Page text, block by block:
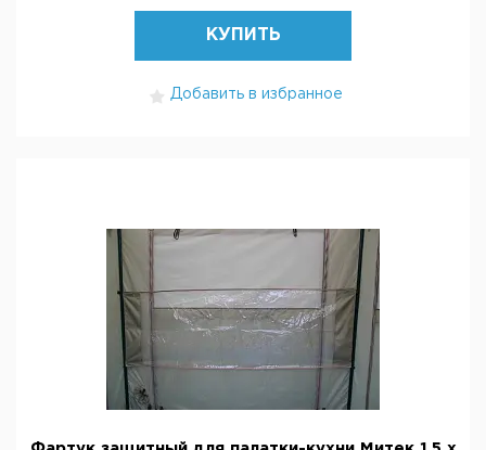
КУПИТЬ
Добавить в избранное